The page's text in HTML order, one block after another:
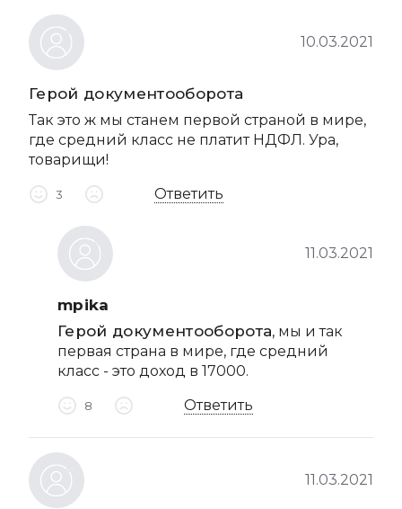
Герой документооборота
10.03.2021
Так это ж мы станем первой страной в мире,
где средний класс не платит НДФЛ. Ура,
товарищи!
3 Ответить
mpika
11.03.2021
Герой документооборота, мы и так
первая страна в мире, где средний
класс - это доход в 17000.
8 Ответить
11.03.2021